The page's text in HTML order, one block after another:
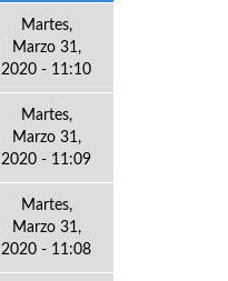
Martes,
Marzo 31,
2020 - 11:10
Martes,
Marzo 31,
2020 - 11:09
Martes,
Marzo 31,
2020 - 11:08